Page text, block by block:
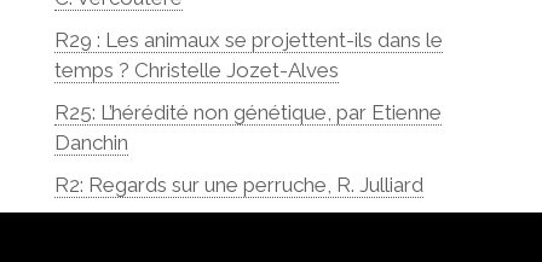
R29 : Les animaux se projettent-ils dans le
temps ? Christelle Jozet-Alves
R25: L’hérédité non génétique, par Etienne
Danchin
R2: Regards sur une perruche, R. Julliard